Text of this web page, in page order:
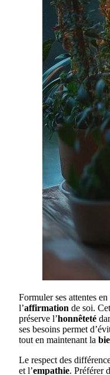
Formuler ses attentes
l’affirmation de soi.
préserve l’honnêteté
ses besoins permet
tout en maintenant la
Le respect des
et l’empathie. Préférer